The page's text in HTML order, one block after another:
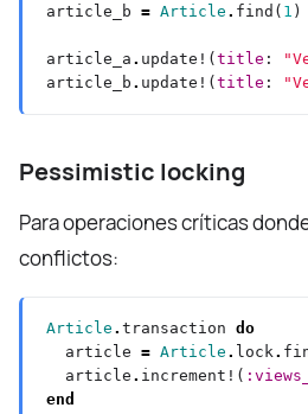
article_b = Article . find( 1
article_a . update!( title :
article_b . update!( title :
Pessimistic locking
Para operaciones críticas
conflictos:
Article . transaction do
  article
= Article . lock .
  article
. increment!(
end